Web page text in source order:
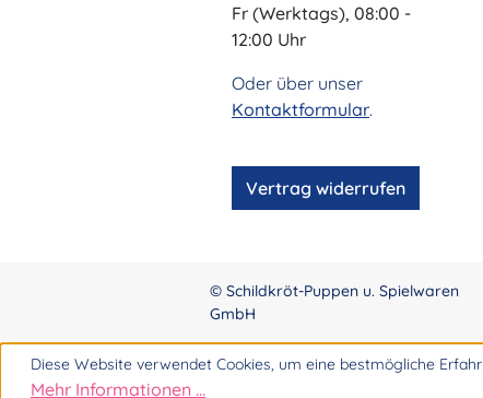
Fr (Werktags), 08:00 -
12:00 Uhr
Oder über unser
Kontaktformular.
Vertrag widerrufen
© Schildkröt-Puppen u. Spielwaren
GmbH
Diese Website verwendet Cookies, um eine bestmögliche
Mehr Informationen ...